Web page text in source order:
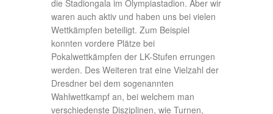
die Stadiongala im Olympiastadion. Aber wir
waren auch aktiv und haben uns bei vielen
Wettkämpfen beteiligt. Zum Beispiel
konnten vordere Plätze bei
Pokalwettkämpfen der LK-Stufen errungen
werden. Des Weiteren trat eine Vielzahl der
Dresdner bei dem sogenannten
Wahlwettkampf an, bei welchem man
verschiedenste Disziplinen, wie Turnen,